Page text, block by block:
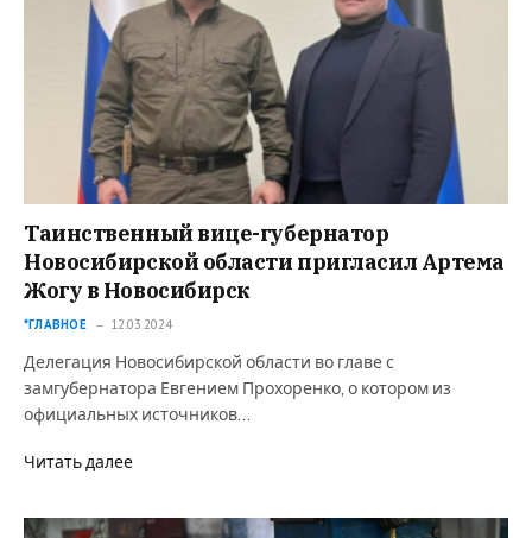
Таинственный вице-губернатор
Новосибирской области пригласил Артема
Жогу в Новосибирск
*ГЛАВНОЕ 12.03.2024
Делегация Новосибирской области во главе с
замгубернатора Евгением Прохоренко, о котором из
официальных источников…
Читать далее